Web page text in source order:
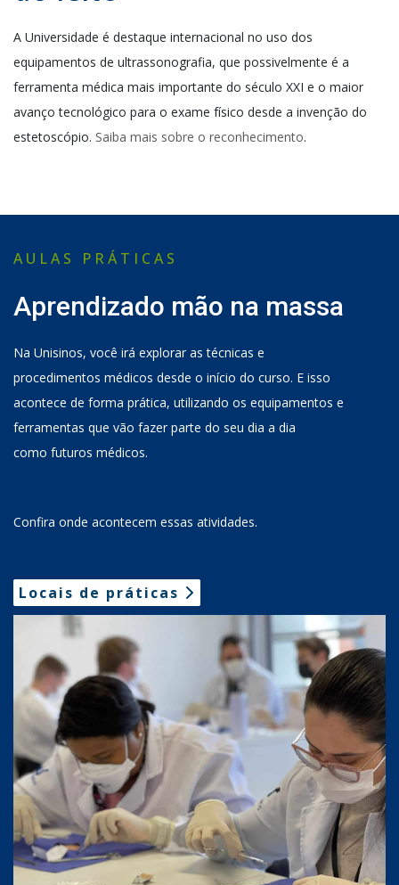
A Universidade é destaque internacional no uso dos
equipamentos de ultrassonografia, que possivelmente é a
ferramenta médica mais importante do século XXI e o maior
avanço tecnológico para o exame físico desde a invenção do
estetoscópio. Saiba mais sobre o reconhecimento.
AULAS PRÁTICAS
Aprendizado mão na massa
Na Unisinos, você irá exploraras técnicas e
procedimentos médicos desde o início do curso. E isso
acontece de forma prática, utilizando os equipamentos e
ferramentas que vão fazer parte do seu dia a dia
como futuros médicos.
Confira onde acontecem essas atividades.
Locais de práticas